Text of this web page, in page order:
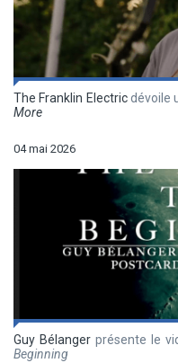
The Franklin Electricdévoile
More
04 mai 2026
Guy Bélanger présente le
Beginning